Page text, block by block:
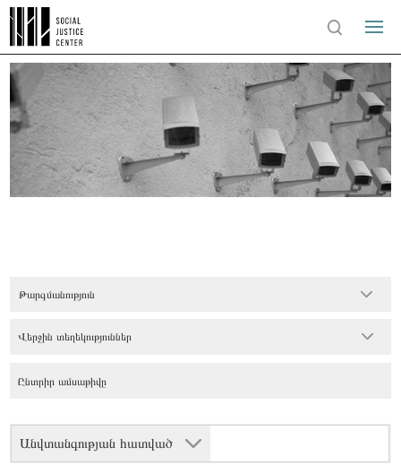
Թարգմանություն
Անվտանգության հատված
Վերջին տեղեկություններ